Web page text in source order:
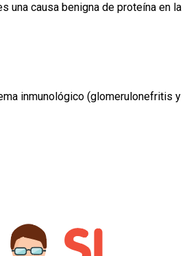
una causa benigna de proteína en la
inmunológico (glomerulonefritis y